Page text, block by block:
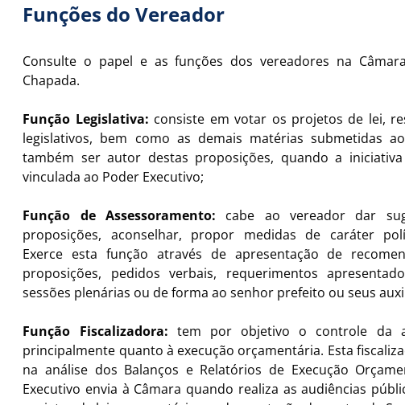
Funções do Vereador
Consulte o papel e as funções dos vereadores na
Chapada.
Função Legislativa: consiste em votar os projetos de lei,
legislativos, bem como as demais matérias submetidas
também ser autor destas proposições, quando a
vinculada ao Poder Executivo;
Função de Assessoramento: cabe ao vereador dar
proposições, aconselhar, propor medidas de caráter
Exerce esta função através de apresentação de
proposições, pedidos verbais, requerimentos
sessões plenárias ou de forma ao senhor prefeito ou seus
Função Fiscalizadora: tem por objetivo o controle da
principalmente quanto à execução orçamentária. Esta
na análise dos Balanços e Relatórios de Execução
Executivo envia à Câmara quando realiza as audiências